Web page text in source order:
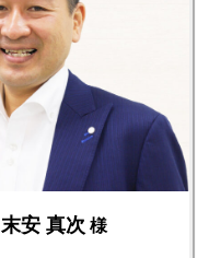
末安 真次 様